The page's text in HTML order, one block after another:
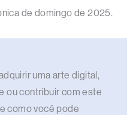
de domingo de 2025.
uma arte digital,
ou contribuir com este
como você pode